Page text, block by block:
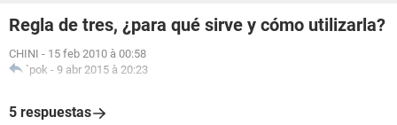
Regla de tres, ¿para qué sirve y cómo utilizarla?
CHINI - 15 feb 2010 à 00:58
`pok - 9 abr 2015 à 20:23
5 respuestas